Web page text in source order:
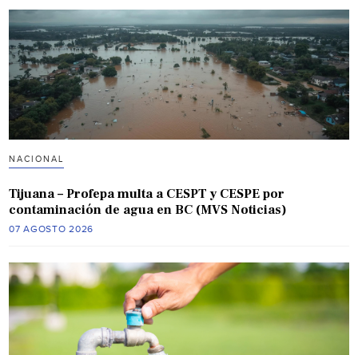
NACIONAL
Tijuana – Profepa multa a CESPT y CESPE por
contaminación de agua en BC (MVS Noticias)
07 AGOSTO 2026